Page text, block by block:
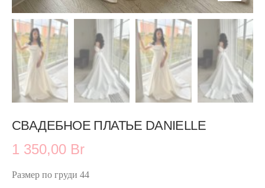
СВАДЕБНОЕ ПЛАТЬЕ DANIELLE
1 350,00 Br
Размер по груди 44